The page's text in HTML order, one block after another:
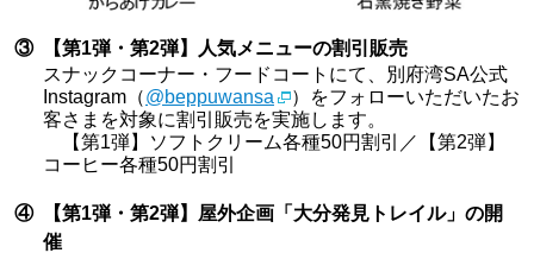
③
【第1弾・第2弾】人気メニューの割引販売
スナックコーナー・フードコートにて、別府湾SA公式
Instagram（@beppuwansa
）をフォローいただいたお
客さまを対象に割引販売を実施します。
【第1弾】ソフトクリーム各種50円割引／【第2弾】
コーヒー各種50円割引
④
【第1弾・第2弾】屋外企画「大分発見トレイル」の開
催